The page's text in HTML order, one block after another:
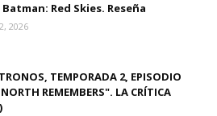
Red Skies. Reseña
2026
TEMPORADA 2, EPISODIO
REMEMBERS". LA CRÍTICA